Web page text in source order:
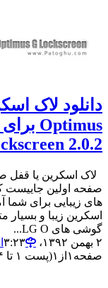
2.0.2
لاک اسکرین یا قفل
صفحه اولین جاییست
های زیبایی برای شما
گوشی های LG O...
۲ بهمن ۱۳۹۲،‏ ۳:۲۳
صفحه ۱ از ۱(پست ۱ تا ۴)